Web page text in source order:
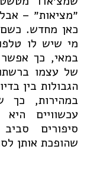
״מציאות״ –
כאן מחדש. כשם
מי שיש לו
במאי, כך
של עצמו
הגבולות בין
במהירות, כך
עכשוויים
סיפורים
שהופכת אותן